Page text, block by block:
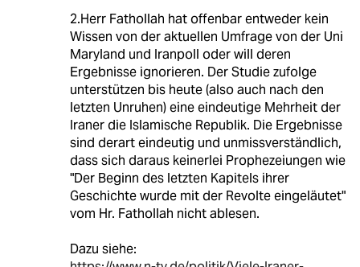
2.Herr Fathollah hat offenbar entweder kein
Wissen von der aktuellen Umfrage von der Uni
Maryland und Iranpoll oder will deren
Ergebnisse ignorieren. Der Studie zufolge
unterstützen bis heute (also auch nach den
letzten Unruhen) eine eindeutige Mehrheit der
Iraner die Islamische Republik. Die Ergebnisse
sind derart eindeutig und unmissverständlich,
dass sich daraus keinerlei Prophezeiungen wie
"Der Beginn des letzten Kapitels ihrer
Geschichte wurde mit der Revolte eingeläutet"
vom Hr. Fathollah nicht ablesen.
Dazu siehe: